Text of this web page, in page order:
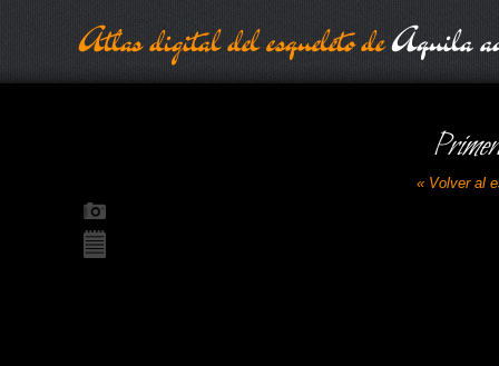
Atlas digital del esqueleto deAquila
« Volver al